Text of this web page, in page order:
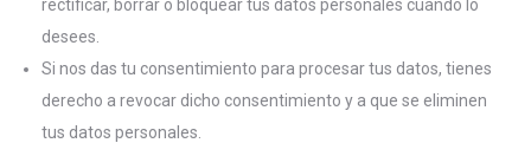
rectificar, borrar o bloquear tus datos personales cuando lo
desees.
Si nos das tu consentimiento para procesar tus datos, tienes
derecho a revocar dicho consentimiento y a que se eliminen
tus datos personales.